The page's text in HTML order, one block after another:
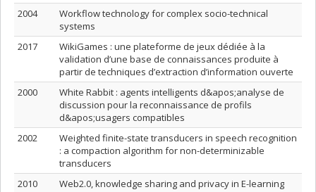
2004
Workflow technology for complex socio-technical
systems
2017
WikiGames : une plateforme de jeux dédiée à la
validation d’une base de connaissances produite à
partir de techniques d’extraction d’information ouverte
2000
White Rabbit : agents intelligents d&apos;analyse de
discussion pour la reconnaissance de profils
d&apos;usagers compatibles
2002
Weighted finite-state transducers in speech recognition
: a compaction algorithm for non-determinizable
transducers
2010
Web2.0, knowledge sharing and privacy in E-learning